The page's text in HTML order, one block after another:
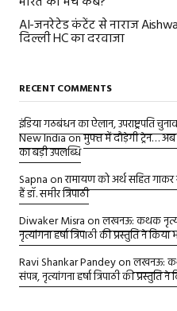
AI-जनरेटेड कंटेंट से नाराज
दिल्ली HC का दरवाजा
RECENT COMMENTS
इंडिया गठबंधन का ऐलान, उपराष्ट्रपति
New Indiaonमुफ्त में दौड़ेगी ट्रेन…
का बड़ी उपलब्धि
Sapnaonरामायण को अर्थ सहित
हैं डॉ. समीर त्रिपाठी
Diwaker Misraonलखनऊ: कथक नृत्य
नृत्यांगना हर्षा त्रिपाठी की प्रस्तुति ने किया
Ravi Shankar Pandeyonलखनऊ:
संपन्न, नृत्यांगना हर्षा त्रिपाठी की प्रस्तुति